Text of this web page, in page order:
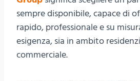
sempre disponibile, capace di
rapido, professionale e su
esigenza, sia in ambito
commerciale.